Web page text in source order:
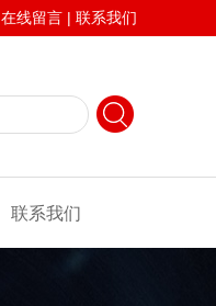
在线留言 | 联系我们
联系我们